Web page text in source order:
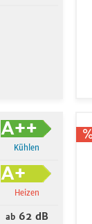
Kühlen
Heizen
ab62 dB